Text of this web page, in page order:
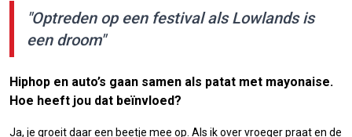
"Optreden op een festival als Lowlands is
een droom"
Hiphop en auto’s gaan samen als patat met mayonaise.
Hoe heeft jou dat beïnvloed?
Ja, je groeit daar een beetje mee op. Als ik over vroeger praat en de